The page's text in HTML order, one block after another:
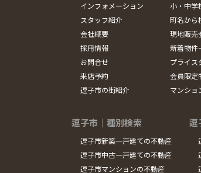
インフォメーション
スタッフ紹介
会社概要
採用情報
お問合せ
来店予約
逗子市の街紹介
小・中学
町名から
現地販売
新着物件
プライス
会員限定
マンショ
逗子市｜種別検索
逗子市新築一戸建ての不動産
逗子市中古一戸建ての不動産
逗子市マンションの不動産
逗